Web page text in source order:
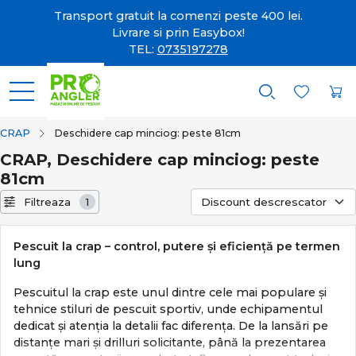
Transport gratuit la comenzi peste 400 lei.
Livrare si prin Easybox!
TEL: 0735197278
CRAP Deschidere cap minciog: peste 81cm
CRAP, Deschidere cap minciog: peste
81cm
Filtreaza 1
Pescuit la crap – control, putere și eficiență pe termen
lung
Pescuitul la crap este unul dintre cele mai populare și
tehnice stiluri de pescuit sportiv, unde echipamentul
dedicat și atenția la detalii fac diferența. De la lansări pe
distanțe mari și drilluri solicitante, până la prezentarea